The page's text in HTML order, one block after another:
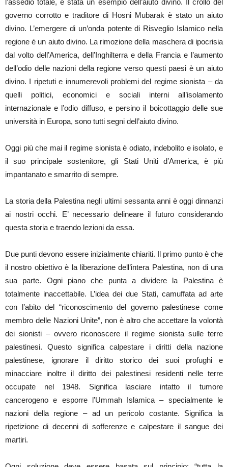
l’assedio totale, è stata un esempio dell’aiuto divino. Il crollo del
governo corrotto e traditore di Hosni Mubarak è stato un aiuto
divino. L’emergere di un’onda potente di Risveglio Islamico nella
regione è un aiuto divino. La rimozione della maschera di ipocrisia
dal volto dell’America, dell’Inghilterra e della Francia e l’aumento
dell’odio delle nazioni della regione verso questi paesi è un aiuto
divino. I ripetuti e innumerevoli problemi del regime sionista – da
quelli politici, economici e sociali interni all’isolamento
internazionale e l’odio diffuso, e persino il boicottaggio delle sue
università in Europa, sono tutti segni dell’aiuto divino.
Oggi più che mai il regime sionista è odiato, indebolito e isolato, e
il suo principale sostenitore, gli Stati Uniti d’America, è più
impantanato e smarrito di sempre.
La storia della Palestina negli ultimi sessanta anni è oggi dinnanzi
ai nostri occhi. E’ necessario delineare il futuro considerando
questa storia e traendo lezioni da essa.
Due punti devono essere inizialmente chiariti. Il primo punto è che
il nostro obiettivo è la liberazione dell’intera Palestina, non di una
sua parte. Ogni piano che punta a dividere la Palestina è
totalmente inaccettabile. L’idea dei due Stati, camuffata ad arte
con l’abito del “riconoscimento del governo palestinese come
membro delle Nazioni Unite”, non è altro che accettare la volontà
dei sionisti – ovvero riconoscere il regime sionista sulle terre
palestinesi. Questo significa calpestare i diritti della nazione
palestinese, ignorare il diritto storico dei suoi profughi e
minacciare inoltre il diritto dei palestinesi residenti nelle terre
occupate nel 1948. Significa lasciare intatto il tumore
cancerogeno e esporre l’Ummah Islamica – specialmente le
nazioni della regione – ad un pericolo costante. Significa la
ripetizione di decenni di sofferenze e calpestare il sangue dei
martiri.